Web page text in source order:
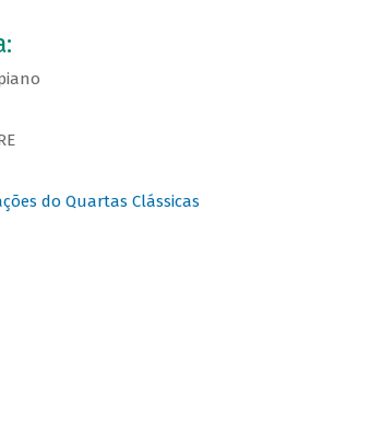
do Quartas Clássicas